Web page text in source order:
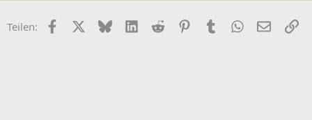
Teilen: FacebookX (Twitter)
BlueskyLinkedIn
Reddit PinterestTumblr WhatsApp
E-Mail